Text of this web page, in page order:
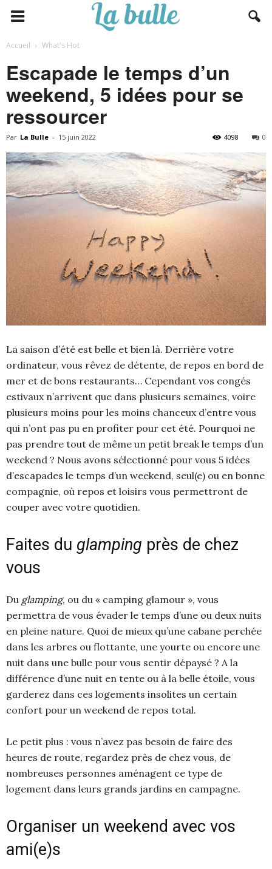
Accueil What's Hot
Escapade le temps d’un
weekend, 5 idées pour se
ressourcer
Par La Bulle - 15 juin 2022 0
4098
La saison d’été est belle et bien là. Derrière votre
ordinateur, vous rêvez de détente, de repos en bord de
mer et de bons restaurants… Cependant vos congés
estivaux n’arrivent que dans plusieurs semaines, voire
plusieurs moins pour les moins chanceux d’entre vous
qui n’ont pas pu en profiter pour cet été. Pourquoi ne
pas prendre tout de même un petit break le temps d’un
weekend ? Nous avons sélectionné pour vous 5 idées
d’escapades le temps d’un weekend, seul(e) ou en bonne
compagnie, où repos et loisirs vous permettront de
couper avec votre quotidien.
Faites du glamping près de chez
vous
Du glamping, ou du « camping glamour », vous
permettra de vous évader le temps d’une ou deux nuits
en pleine nature. Quoi de mieux qu’une cabane perchée
dans les arbres ou flottante, une yourte ou encore une
nuit dans une bulle pour vous sentir dépaysé ? A la
différence d’une nuit en tente ou à la belle étoile, vous
garderez dans ces logements insolites un certain
confort pour un weekend de repos total.
Le petit plus : vous n’avez pas besoin de faire des
heures de route, regardez près de chez vous, de
nombreuses personnes aménagent ce type de
logement dans leurs grands jardins en campagne.
Organiser un weekend avec vos
ami(e)s